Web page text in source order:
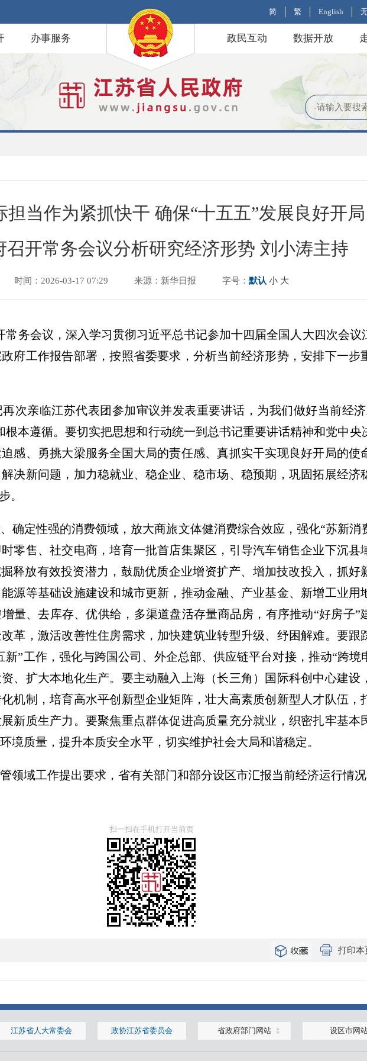
简 繁 English
办事服务 政民互动 数据开放
担当作为紧抓快干 确保“十五五”发展良好开局
召开常务会议分析研究经济形势 刘小涛主持
时间：2026-03-17 07:29 来源：新华日报 字号： 默认 小 大
常务会议，深入学习贯彻习近平总书记参加十四届全国人大四次会议
府工作报告部署，按照省委要求，分析当前经济形势，安排下一步
次亲临江苏代表团参加审议并发表重要讲话，为我们做好当前经
根本遵循。要切实把思想和行动统一到总书记重要讲话精神和党中央
感、勇挑大梁服务全国大局的责任感、真抓实干实现良好开局的使
决新问题，加力稳就业、稳企业、稳市场、稳预期，巩固拓展经济
。
确定性强的消费领域，放大商旅文体健消费综合效应，强化“苏新消
零售、社交电商，培育一批首店集聚区，引导汽车销售企业下沉县
释放有效投资潜力，鼓励优质企业增资扩产、增加技改投入，抓好
源等基础设施建设和城市更新，推动金融、产业基金、新增工业用
量、去库存、优供给，多渠道盘活存量商品房，有序推动“好房子”
革，激活改善性住房需求，加快建筑业转型升级、纾困解难。要跟
”工作，强化与跨国公司、外企总部、供应链平台对接，推动“跨境
、扩大本地化生产。要主动融入上海（长三角）国际科创中心建设
机制，培育高水平创新型企业矩阵，壮大高素质创新型人才队伍，
新质生产力。要聚焦重点群体促进高质量充分就业，织密扎牢基本
境质量，提升本质安全水平，切实维护社会大局和谐稳定。
领域工作提出要求，省有关部门和部分设区市汇报当前经济运行情况
扫一扫在手机打开当前页
打印本
江苏省人大常委会 政协江苏省委员会 省政府部门网站 设区市网